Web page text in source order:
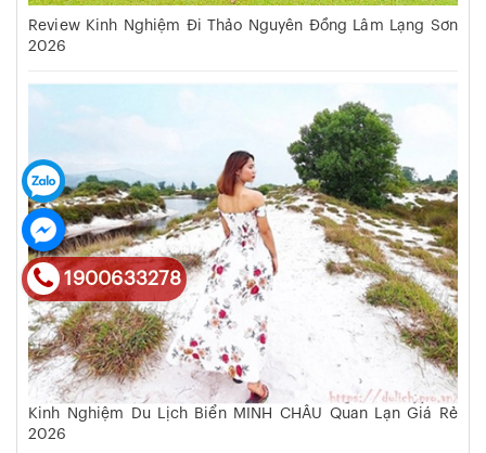
Review Kinh Nghiệm Đi Thảo Nguyên Đồng Lâm Lạng Sơn
2026
Kinh Nghiệm Du Lịch Biển MINH CHÂU Quan Lạn Giá Rẻ
2026
1900633278